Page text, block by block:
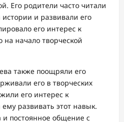
Его родители часто читали
и развивали его
его интерес к
на начало творческой
также поощряли его
его в творческих
его интерес к
развивать этот навык.
и постоянное общение с